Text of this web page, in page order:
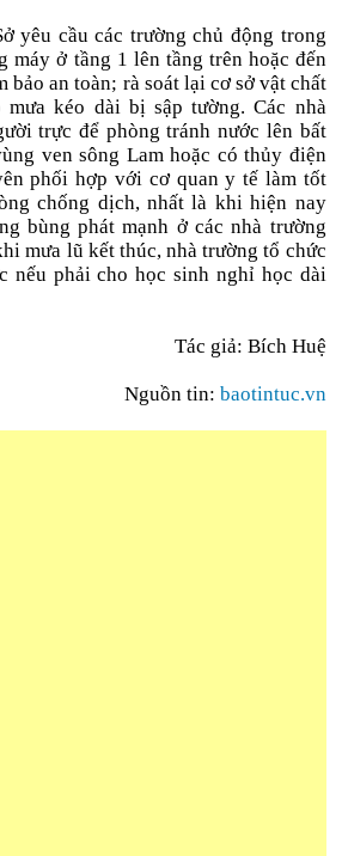
yêu cầu các trường chủ động trong
máy ở tầng 1 lên tầng trên hoặc đến
bảo an toàn; rà soát lại cơ sở vật chất
kéo dài bị sập tường. Các nhà
trực để phòng tránh nước lên bất
ven sông Lam hoặc có thủy điện
phối hợp với cơ quan y tế làm tốt
chống dịch, nhất là khi hiện nay
bùng phát mạnh ở các nhà trường
mưa lũ kết thúc, nhà trường tổ chức
nếu phải cho học sinh nghỉ học dài
Tác giả: Bích Huệ
Nguồn tin: baotintuc.vn